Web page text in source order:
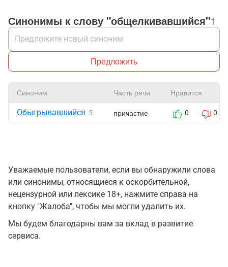
Синонимы к слову "общелкивавшийся"1
Предложить
Синоним Часть речи Нравится
Обыгрывавшийся 5 причастие 0 0
Уважаемые пользователи, если вы обнаружили слова
или синонимы, относящиеся к оскорбительной,
нецензурной или лексике 18+, нажмите справа на
кнопку "Жалоба", чтобы мы могли удалить их.
Мы будем благодарны вам за вклад в развитие
сервиса.